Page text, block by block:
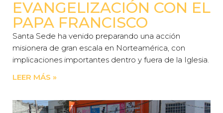
EVANGELIZACIÓN CON EL
PAPA FRANCISCO
Santa Sede ha venido preparando una acción
misionera de gran escala en Norteamérica, con
implicaciones importantes dentro y fuera de la Iglesia.
LEER MÁS »